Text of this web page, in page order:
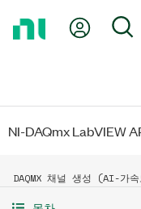
My
NI-DAQmx LabVIEW
DAQMX 채널 생성 (AI-가